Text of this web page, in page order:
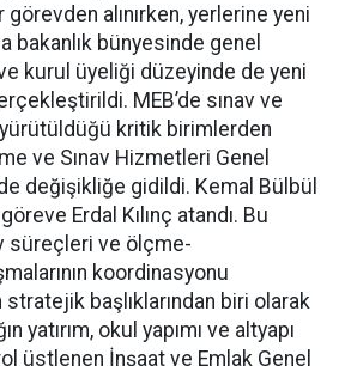
alınırken, yerlerine yeni
bakanlık bünyesinde genel
ve kurul üyeliği düzeyinde de yeni
MEB’de sınav ve
kritik birimlerden
ve Sınav Hizmetleri Genel
değişikliğe gidildi. Kemal Bülbül
Erdal Kılınç atandı. Bu
süreçleri ve ölçme-
koordinasyonu
stratejik başlıklarından biri olarak
yatırım, okul yapımı ve altyapı
üstlenen İnşaat ve Emlak Genel